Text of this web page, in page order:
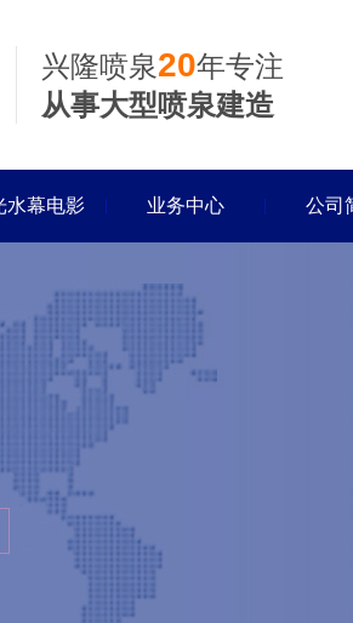
兴隆喷泉20年专注
从事大型喷泉建造
水幕电影 业务中心 公司